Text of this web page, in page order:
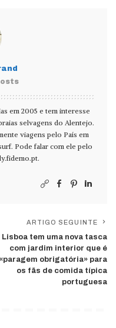
em 2005 e tem interesse
selvagens do Alentejo.
viagens pelo País em
Pode falar com ele pelo
.
ARTIGO SEGUINTE
Lisboa tem uma nova tasca
com jardim interior que é
«paragem obrigatória» para
os fãs de comida típica
portuguesa